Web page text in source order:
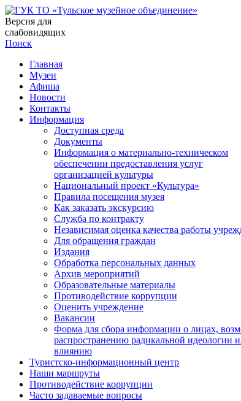
Версия для
слабовидящих
Поиск
Главная
Музеи
Афиша
Новости
Контакты
Информация
Доступная среда
Документы
Информация о материально-техническом
обеспечении предоставления услуг
организацией культуры
Национальный проект «Культура»
Правила посещения музея
Как заказать экскурсию
Служба по контракту
Независимая оценка качества работы
Для обращения граждан
Издания
Обработка персональных данных
Архив мероприятий
Образовательные материалы
Противодействие коррупции
Оценить учреждение
Вакансии
Форма для сбора информации о лицах,
распространению радикальной идеологии
влиянию
Туристско-информационный центр
Наши маршруты
Противодействие коррупции
Часто задаваемые вопросы